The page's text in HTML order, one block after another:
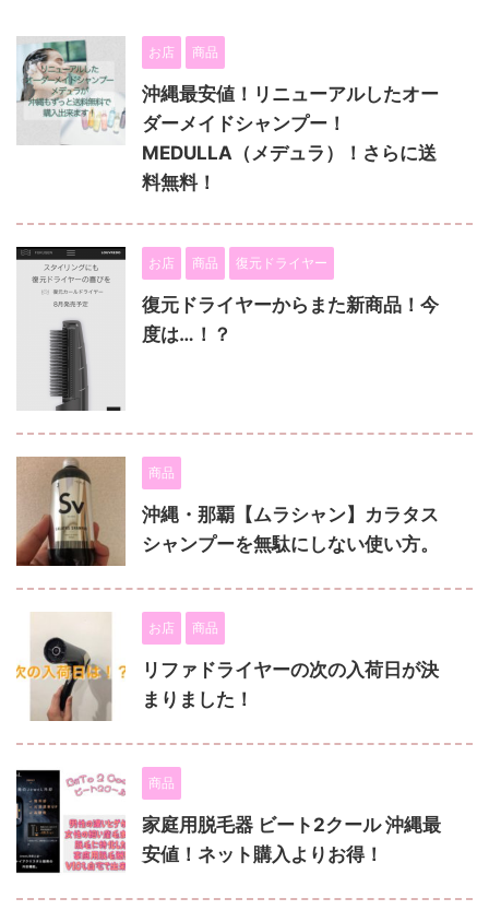
お店 商品
沖縄最安値！リニューアルしたオー
ダーメイドシャンプー！
MEDULLA（メデュラ）！さらに送
料無料！
お店 商品 復元ドライヤー
復元ドライヤーからまた新商品！今
度は…！？
商品
沖縄・那覇【ムラシャン】カラタス
シャンプーを無駄にしない使い方。
お店 商品
リファドライヤーの次の入荷日が決
まりました！
商品
家庭用脱毛器 ビート2クール 沖縄最
安値！ネット購入よりお得！